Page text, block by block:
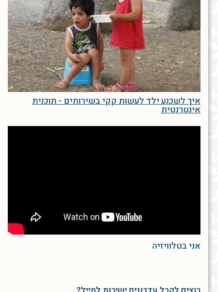
איך לשכנע ילד לעשות קקי בשירותים - תוכנית
אינטרנטית
אני בטלוויזיה